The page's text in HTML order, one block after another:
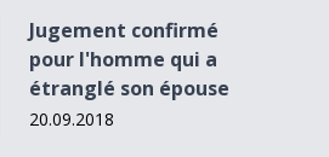
l&#039;homme qui a étranglé son
Jugement confirmé
pour l'homme qui a
étranglé son épouse
20.09.2018